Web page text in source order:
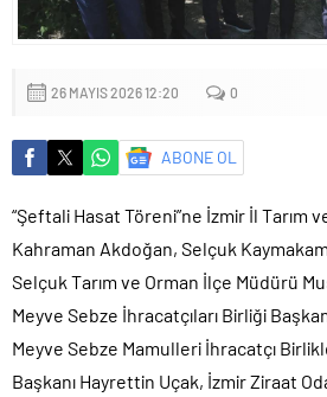
26 MAYIS 2026 12:20 0
ABONE OL
“Şeftali Hasat Töreni”ne İzmir İl Tarım
Kahraman Akdoğan, Selçuk
Selçuk Tarım ve Orman İlçe Müdürü
Meyve Sebze İhracatçıları Birliği
Meyve Sebze Mamulleri İhracatçı
Başkanı Hayrettin Uçak, İzmir Ziraat